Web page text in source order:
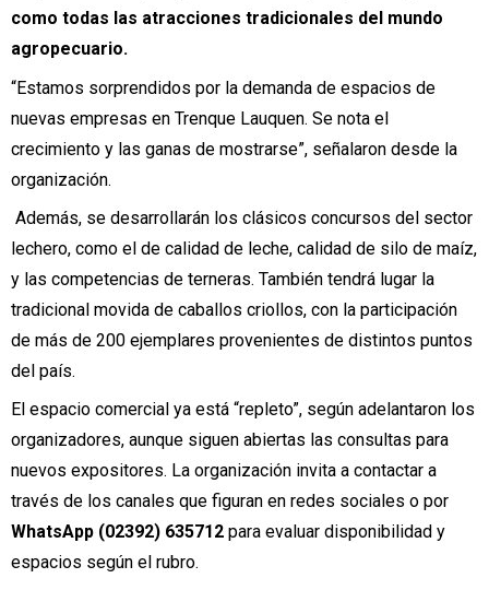
como todas las atracciones tradicionales del mundo
agropecuario.
“Estamos sorprendidos por la demanda de espacios de
nuevas empresas en Trenque Lauquen. Se nota el
crecimiento y las ganas de mostrarse”, señalaron desde la
organización.
Además, se desarrollarán los clásicos concursos del sector
lechero, como el de calidad de leche, calidad de silo de maíz,
y las competencias de terneras. También tendrá lugar la
tradicional movida de caballos criollos, con la participación
de más de 200 ejemplares provenientes de distintos puntos
del país.
El espacio comercial ya está “repleto”, según adelantaron los
organizadores, aunque siguen abiertas las consultas para
nuevos expositores. La organización invita a contactar a
través de los canales que figuran en redes sociales o por
WhatsApp (02392) 635712 para evaluar disponibilidad y
espacios según el rubro.